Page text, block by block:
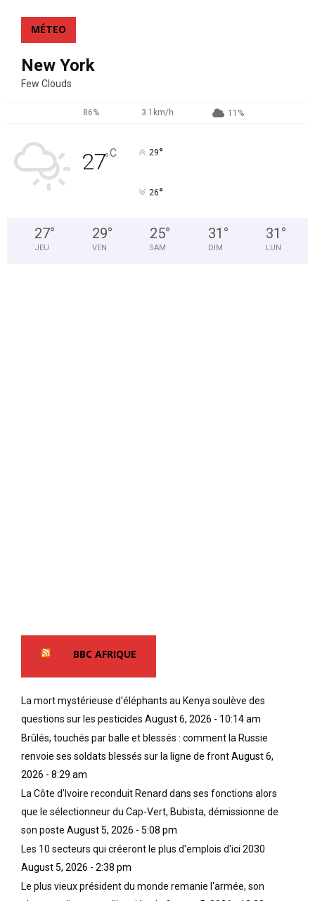
MÉTEO
New York
Few Clouds
86% 3.1km/h 11%
27°C 29°
26°
27°
JEU
29°
VEN
25°
SAM
31 °
DIM
31 °
LUN
BBC AFRIQUE
La mort mystérieuse d'éléphants au Kenya soulève des
questions sur les pesticides August 6, 2026 - 10:14 am
Brûlés, touchés par balle et blessés : comment la Russie
renvoie ses soldats blessés sur la ligne de frontAugust 6,
2026 - 8:29 am
La Côte d'Ivoire reconduit Renard dans ses fonctions alors
que le sélectionneur du Cap-Vert, Bubista, démissionne de
son poste August 5, 2026 - 5:08 pm
Les 10 secteurs qui créeront le plus d'emplois d'ici 2030
August 5, 2026 - 2:38 pm
Le plus vieux président du monde remanie l'armée, son